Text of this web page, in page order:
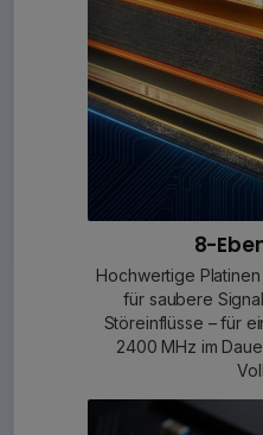
8-
Hochwertige
für saubere
Störeinflüsse – für
2400 MHz im